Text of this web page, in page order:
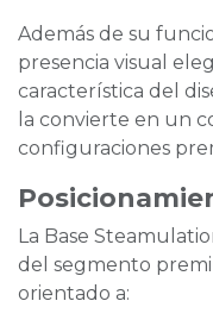
Además de su
presencia visual
característica del
la convierte en un
configuraciones
La Base
del segmento
orientado a: